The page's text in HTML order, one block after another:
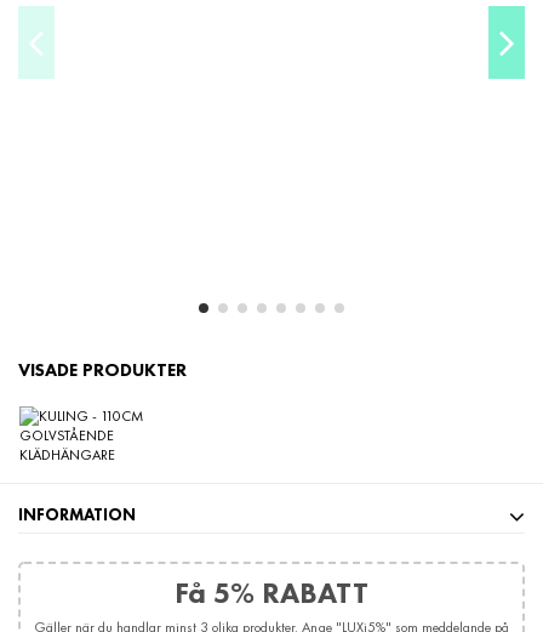
VISADE PRODUKTER
INFORMATION
Få 5% RABATT
Gäller när du handlar minst 3 olika produkter. Ange "LUXi5%" som meddelande på